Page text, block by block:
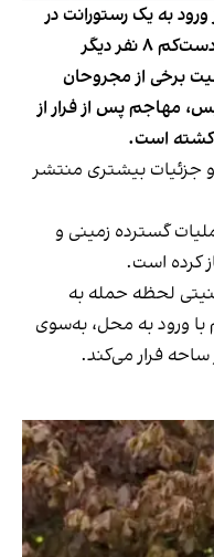
به یک رستورانت در
شهر مرسین ترکیه، دو نفر را کشت و دست‌کم ۸ نفر دیگر
برخی از مجروحان
مهاجم پس از فرار از
کشته است.
جزئیات بیشتری منتشر
گسترده زمینی و
کرده است.
لحظه حمله به
با ورود به محل، به‌سوی
ساحه فرار می‌کند.